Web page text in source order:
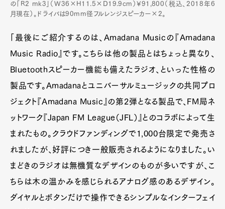
の「R2 mk3」（W36×H11.5×D19.9cm）¥91,800（税込、2018年6
月現在）。ドライバは90mm径フルレンジスピーカー×2。
「最後にご紹介するのは、Amadana Musicの『Amadana
Music Radio』です。こちらは他の製品とはちょっと異なり、
Bluetoothスピーカー機能も備えたラジオ、といった性格の
製品です。Amadanaとユニバーサルミュージックの共同プロ
ジェクト『Amadana Music』の第2弾となる製品で、FM局ネ
ットワーク『Japan FM League（JFL）』とのコラボによって生
まれたもの。クラウドファンディングで1,000台限定で発売さ
れましたが、好評につき一般販売されるようになりました。い
まどきのラジオは無機質なデザインのものが多いですが、こ
ちらは木の温かみを感じられるアナログ感のあるデザイン。
ダイヤルとボタンだけで操作できるシンプルなインターフェイ